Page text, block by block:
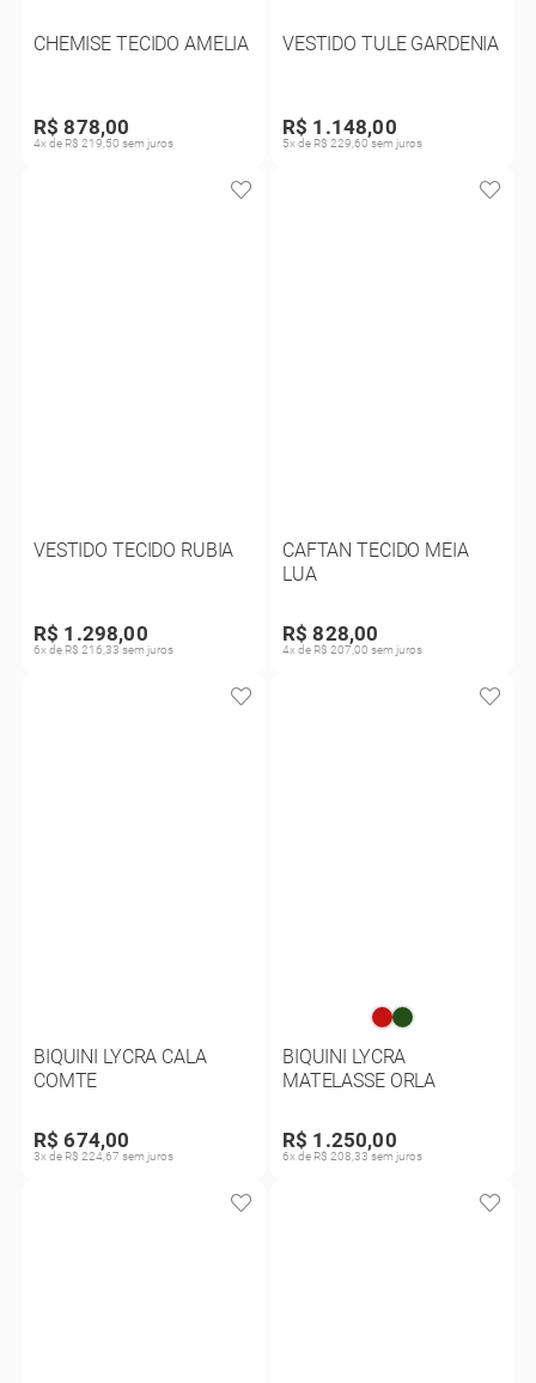
CHEMISE TECIDO AMELIA
R$ 878,00
4x de R$ 219,50 sem juros
VESTIDO TULE GARDENIA
R$ 1.148,00
5x de R$ 229,60 sem juros
VESTIDO TECIDO RUBIA
R$ 1.298,00
6x de R$ 216,33 sem juros
CAFTAN TECIDO MEIA
LUA
R$ 828,00
4x de R$ 207,00 sem juros
BIQUINI LYCRA CALA
COMTE
R$ 674,00
3x de R$ 224,67 sem juros
BIQUINI LYCRA
MATELASSE ORLA
R$ 1.250,00
6x de R$ 208,33 sem juros